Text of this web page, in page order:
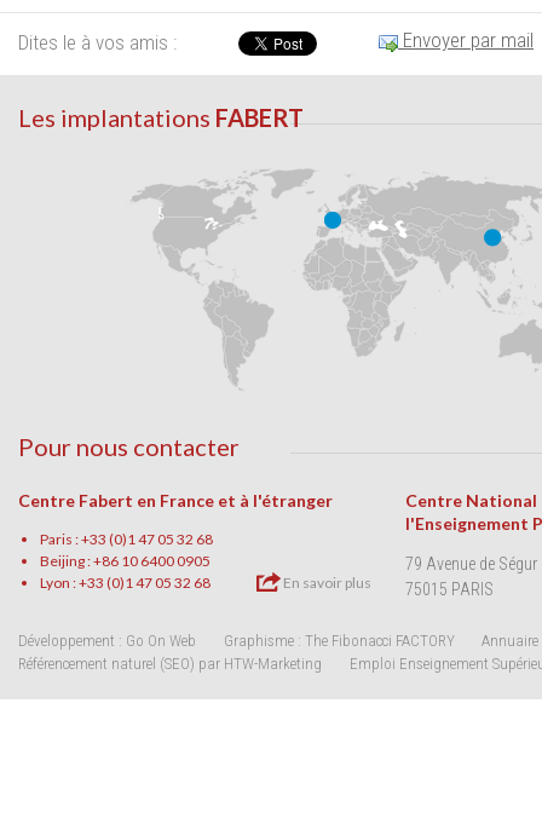
Dites le à vos amis : Envoyer par mail
Les implantations FABERT
Pour nous contacter
Centre Fabert en France et à l'étranger
Paris : +33 (0)1 47 05 32 68
Beijing : +86 10 6400 0905
Lyon : +33 (0)1 47 05 32 68
En savoir plus
Centre National
l'Enseignement
79 Avenue de Ségur
75015 PARIS
Développement : Go On Web Graphisme : The Fibonacci FACTORY
Annuaire
Référencement naturel (SEO) par HTW-Marketing
Emploi Enseignement